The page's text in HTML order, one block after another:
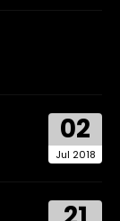
02
Jul 2018